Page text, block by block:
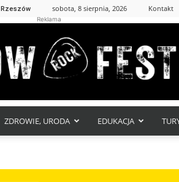
Rzeszów sobota, 8 sierpnia, 2026 Kontakt
Reklama
ZDROWIE, URODA EDUKACJA